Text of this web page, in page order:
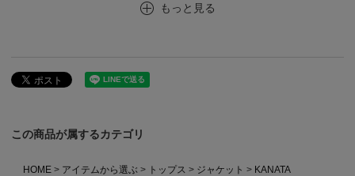
もっと見る
この商品が属するカテゴリ
HOME アイテムから選ぶ トップス ジャケット
KANATA